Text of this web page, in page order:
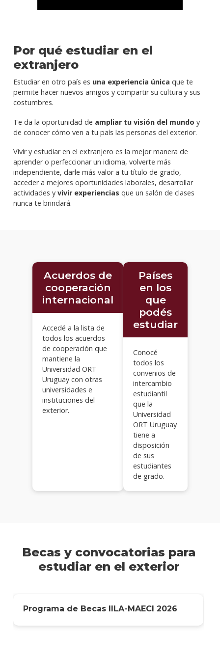
Por qué estudiar en el
extranjero
Estudiar en otro país es una experiencia única que te
permite hacer nuevos amigos y compartir su cultura y sus
costumbres.
Te da la oportunidad de ampliar tu visión del mundo y
de conocer cómo ven a tu país las personas del exterior.
Vivir y estudiar en el extranjero es la mejor manera de
aprender o perfeccionar un idioma, volverte más
independiente, darle más valor a tu título de grado,
acceder a mejores oportunidades laborales, desarrollar
actividades y vivir experiencias que un salón de clases
nunca te brindará.
Acuerdos de
cooperación
internacional
Accedé a la lista de
todos los acuerdos
de cooperación que
mantiene la
Universidad ORT
Uruguay con otras
universidades e
instituciones del
exterior.
Países
en los
que
podés
estudiar
Conocé
todos los
convenios de
intercambio
estudiantil
que la
Universidad
ORT Uruguay
tiene a
disposición
de sus
estudiantes
de grado.
Becas y convocatorias para
estudiar en el exterior
Programa de Becas IILA-MAECI 2026